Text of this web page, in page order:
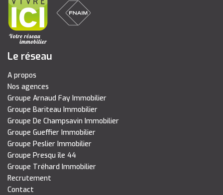
Le réseau
A propos
Nos agences
Groupe Arnaud Fay Immobilier
Groupe Bariteau Immobilier
Groupe De Champsavin Immobilier
Groupe Gueffier Immobilier
Groupe Peslier Immobilier
Groupe Presqu île 44
Groupe Tréhard Immobilier
Recrutement
Contact